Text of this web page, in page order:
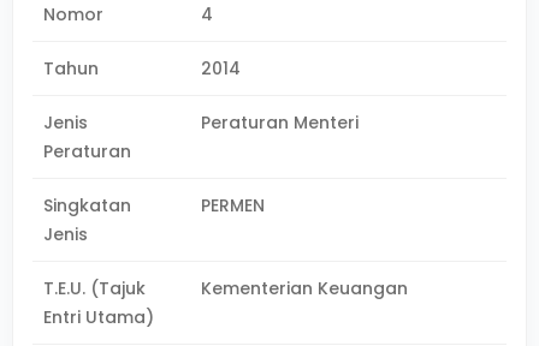
Nomor 4
Tahun 2014
Jenis
Peraturan
Peraturan Menteri
Singkatan
Jenis
PERMEN
T.E.U. (Tajuk
Entri Utama)
Kementerian Keuangan